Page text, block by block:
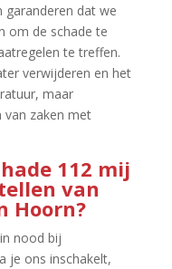
garanderen dat we
om de schade te
te treffen.​
verwijderen en het
maar
van zaken met
112 mij
van
Hoorn?
nood bij
je ons inschakelt,